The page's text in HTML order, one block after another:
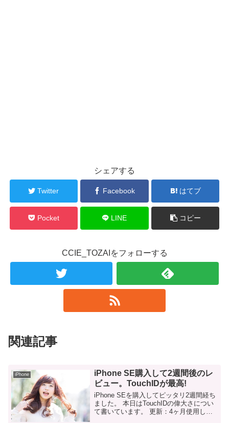
シェアする
Twitter Facebook はてブ
Pocket LINE コピー
CCIE_TOZAIをフォローする
関連記事
iPhone
iPhone SE購入して2週間後のレ
ビュー。TouchIDが最高!
iPhone SEを購入してピッタリ2週間経ち
ました。 本日はTouchIDの偉大さについ
て書いています。 更新：4ヶ月使用した